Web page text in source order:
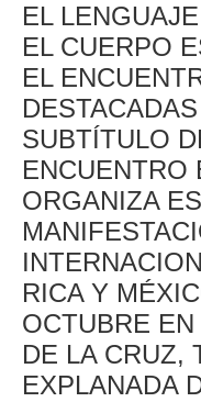
EL
EL CUERPO
EL
SUBTÍTULO
ENCUENTRO
ORGANIZA
RICA Y
OCTUBRE
DE LA CRUZ,
EXPLANADA